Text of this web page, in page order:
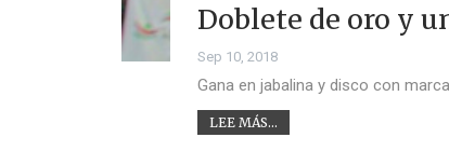
Doblete de oro y
Sep 10, 2018
Gana en jabalina y disco con
LEE MÁS...